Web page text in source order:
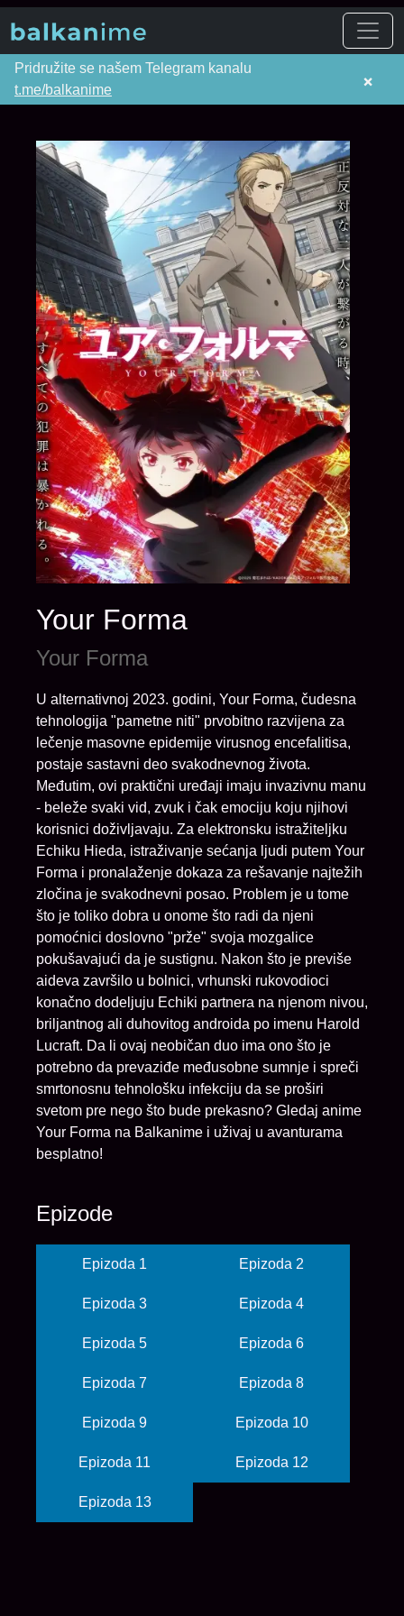
Pridružite se našem Telegram kanalu
t.me/balkanime
×
Your Forma
Your Forma
U alternativnoj 2023. godini, Your Forma, čudesna
tehnologija "pametne niti" prvobitno razvijena za
lečenje masovne epidemije virusnog encefalitisa,
postaje sastavni deo svakodnevnog života.
Međutim, ovi praktični uređaji imaju invazivnu manu
- beleže svaki vid, zvuk i čak emociju koju njihovi
korisnici doživljavaju. Za elektronsku istražiteljku
Echiku Hieda, istraživanje sećanja ljudi putem Your
Forma i pronalaženje dokaza za rešavanje najtežih
zločina je svakodnevni posao. Problem je u tome
što je toliko dobra u onome što radi da njeni
pomoćnici doslovno "prže" svoja mozgalice
pokušavajući da je sustignu. Nakon što je previše
aideva završilo u bolnici, vrhunski rukovodioci
konačno dodeljuju Echiki partnera na njenom nivou,
briljantnog ali duhovitog androida po imenu Harold
Lucraft. Da li ovaj neobičan duo ima ono što je
potrebno da prevaziđe međusobne sumnje i spreči
smrtonosnu tehnološku infekciju da se proširi
svetom pre nego što bude prekasno? Gledaj anime
Your Forma na Balkanime i uživaj u avanturama
besplatno!
Epizode
Epizoda 1 Epizoda 2
Epizoda 3 Epizoda 4
Epizoda 5 Epizoda 6
Epizoda 7 Epizoda 8
Epizoda 9 Epizoda 10
Epizoda 11 Epizoda 12
Epizoda 13